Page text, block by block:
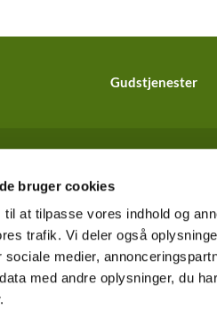
bruger cookies
at tilpasse vores indhold og
trafik. Vi deler også
sociale medier,
med andre oplysninger, du
Gudstjenester
Kontakt